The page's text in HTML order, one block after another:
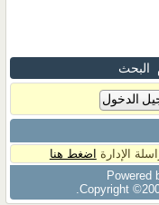
البحث
الإدارة اضغط هنا
Powered
Copyright